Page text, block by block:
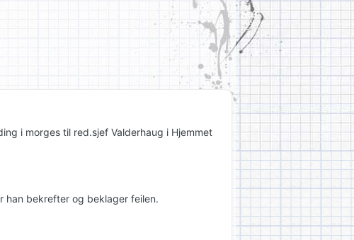
i morges til red.sjef Valderhaug i Hjemmet
han bekrefter og beklager feilen.